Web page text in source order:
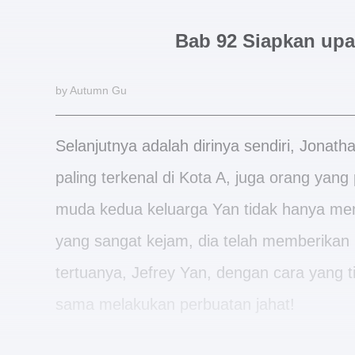
Bab 92 Siapkan
by Autumn Gu
Selanjutnya adalah dirinya sendiri,
paling terkenal di Kota A, juga orang
muda kedua keluarga Yan tidak hanya
yang sangat kejam, dia telah
tertuanya, Jefrey Yan, dengan cara yang